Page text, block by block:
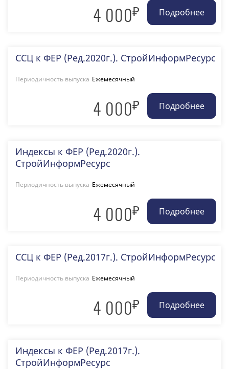
4 000₽
ССЦ к ФЕР (Ред.2020г.). СтройИнформРесурс
Периодичность выпуска Ежемесячный
4 000₽
Индексы к ФЕР (Ред.2020г.).
СтройИнформРесурс
Периодичность выпуска Ежемесячный
4 000₽
ССЦ к ФЕР (Ред.2017г.). СтройИнформРесурс
Периодичность выпуска Ежемесячный
4 000₽
Индексы к ФЕР (Ред.2017г.).
СтройИнформРесурс